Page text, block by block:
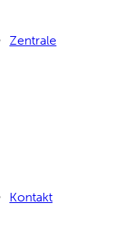
Zentrale
Kontakt